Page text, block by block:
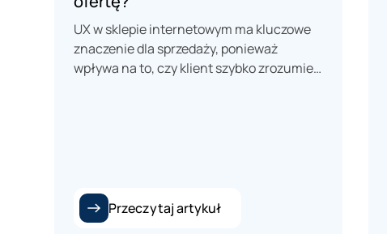
UX w sklepie internetowym ma kluczowe
znaczenie dla sprzedaży, ponieważ
wpływa na to, czy klient szybko zrozumie
i kosztach dostawy. Dobry wygląd sklepu
nie wystarczy – estetyka powinna
Przeczytaj artykuł